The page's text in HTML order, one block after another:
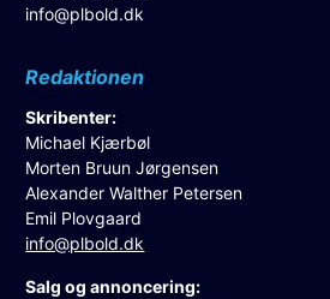
info@plbold.dk
Redaktionen
Skribenter:
Michael Kjærbøl
Morten Bruun Jørgensen
Alexander Walther Petersen
Emil Plovgaard
info@plbold.dk
Salg og annoncering: